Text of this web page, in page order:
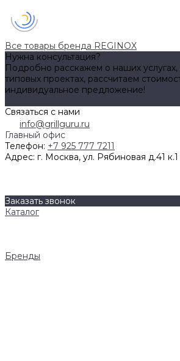
Все товары бренда REGINOX
Нужна консультация?
Подробно расскажем о наших услугах,
типовых проектах, рассчитаем
индивидуальное предложение!
Связаться с нами
info@grillguru.ru
Главный офис
Телефон: +7 925 777 7211
Адрес: г. Москва, ул. Рябиновая д.41 к.1
Заказать звонок
Каталог
Бренды